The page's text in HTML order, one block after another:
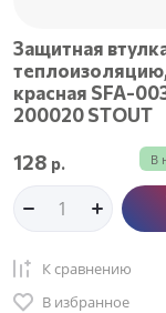
Защитная
красная SFA-
200020 STOUT
В
128 р.
К сравнению
В избранное